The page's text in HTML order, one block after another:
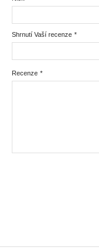
*
Shrnutí Vaší recenze
*
Recenze